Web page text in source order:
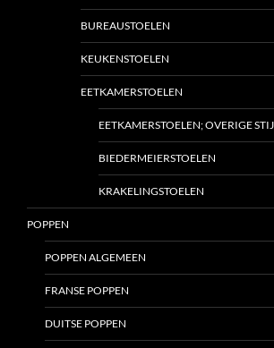
BUREAUSTOELEN
KEUKENSTOELEN
EETKAMERSTOELEN
EETKAMERSTOELEN; OVERIGE
BIEDERMEIERSTOELEN
KRAKELINGSTOELEN
POPPEN
POPPEN ALGEMEEN
FRANSE POPPEN
DUITSE POPPEN